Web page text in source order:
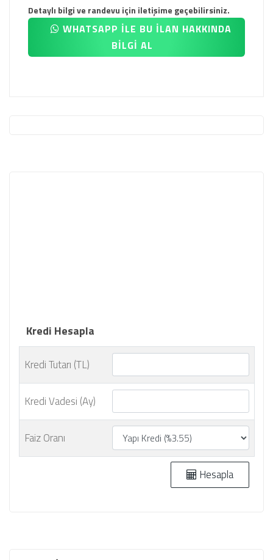
Detaylı bilgi ve randevu için iletişime geçebilirsiniz.
WHATSAPP İLE BU İLAN HAKKINDA
BİLGİ AL
Kredi Hesapla
Kredi Tutarı (TL)
Kredi Vadesi (Ay)
Faiz Oranı
Hesapla